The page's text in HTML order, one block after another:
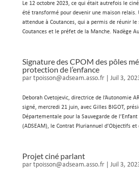
Le 12 octobre 2023, ce qui était autrefois le
été transformé pour devenir une maison relais.
attendue à Coutances, qui a permis de réunir le
Coutances et le préfet de la Manche. Nadège
Signature des CPOM des pôles
protection de l’enfance
par tpoisson@adseam.asso.fr| Juil 3,
Deborah Cvetojevic, directrice de l’Autonomie
signé, mercredi 21 juin, avec Gilles BIGOT,
Départementale pour la Sauvegarde de
(ADSEAM), le Contrat Pluriannuel d’Objectifs et
Projet ciné parlant
par tpoisson@adseam.asso.fr| Juil 3,